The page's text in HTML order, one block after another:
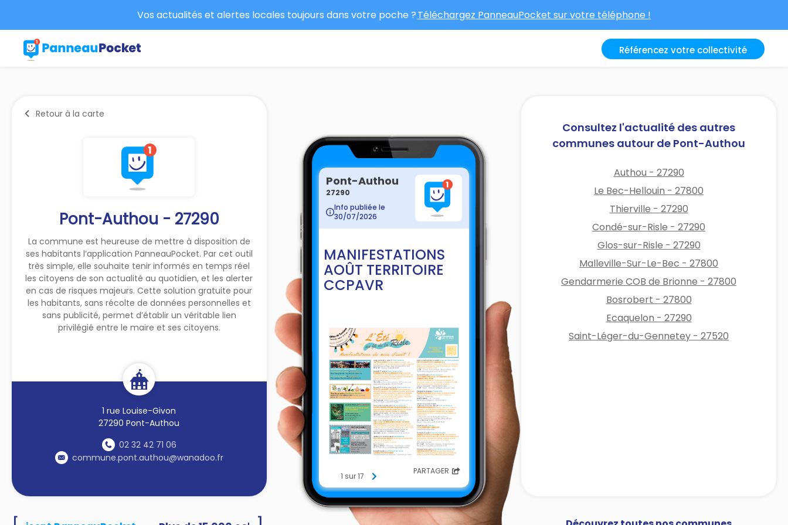
Vos actualités et alertes locales toujours dans votre poche ?Téléchargez PanneauPocket sur votre téléphone !
Référencez votre collectivité
Retour à la carte
Pont-Authou - 27290
La commune est heureuse de mettre à disposition de
ses habitants l’application PanneauPocket. Par cet outil
très simple, elle souhaite tenir informés en temps réel
les citoyens de son actualité au quotidien, et les alerter
en cas de risques majeurs. Cette solution gratuite pour
les habitants, sans récolte de données personnelles et
sans publicité, permet d’établir un véritable lien
privilégié entre le maire et ses citoyens.
1 rue Louise-Givon
27290 Pont-Authou
02 32 42 71 06
commune.pont.authou@wanadoo.fr
Pont-Authou
27290
Info publiée le
30/07/2026
MANIFESTATIONS
AOÛT TERRITOIRE
CCPAVR
1 sur 17 PARTAGER
Consultez l'actualité des autres
communes autour de Pont-Authou
Authou - 27290
Le Bec-Hellouin - 27800
Thierville - 27290
Condé-sur-Risle - 27290
Glos-sur-Risle - 27290
Malleville-Sur-Le-Bec - 27800
Gendarmerie COB de Brionne - 27800
Bosrobert - 27800
Ecaquelon - 27290
Saint-Léger-du-Gennetey - 27520